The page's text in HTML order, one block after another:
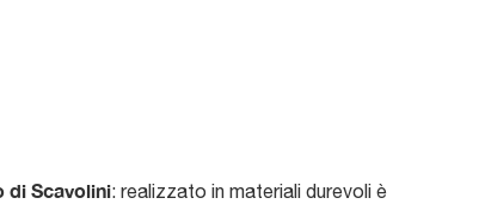
di Scavolini: realizzato in materiali durevoli è